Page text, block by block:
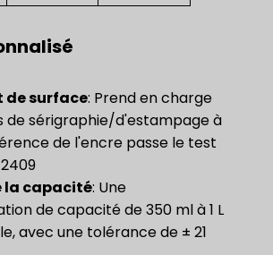
surface: Prend en charge
de sérigraphie/d'estampage à
de l'encre passe le test
la capacité​: Une
de capacité de 350 ml à 1 L
avec une tolérance de ± 21